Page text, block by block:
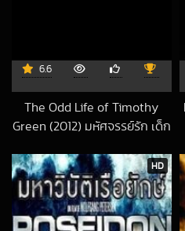
6.6
The Odd Life of Timothy
Green (2012) มหัศจรรย์รัก เด็ก
2022-09-28 UTC
HD